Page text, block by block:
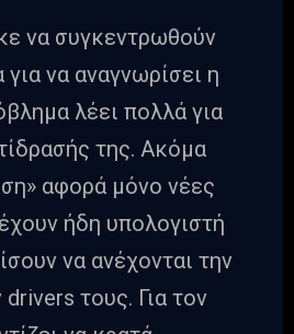
να συγκεντρωθούν
να αναγνωρίσει η
λέει πολλά για
της. Ακόμα
αφορά μόνο νέες
ήδη υπολογιστή
να ανέχονται την
τους. Για τον